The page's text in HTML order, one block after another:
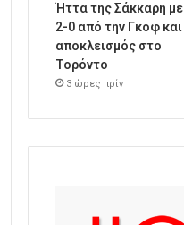
Ήττα της Σάκκαρη με
2-0 από την Γκοφ και
αποκλεισμός στο
Τορόντο
3 ώρες πρίν